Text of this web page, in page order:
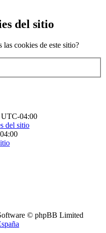
del sitio
las cookies de este sitio?
UTC-04:00
del sitio
© phpBB Limited